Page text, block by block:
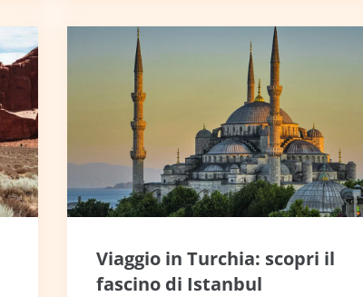
Viaggio in Turchia: scopri il
fascino di Istanbul